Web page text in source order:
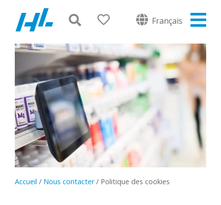
Français
Accueil / Nous contacter/ Politique des cookies